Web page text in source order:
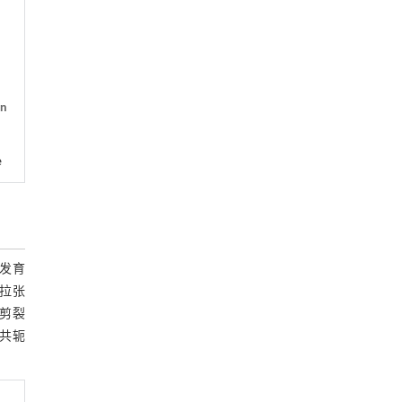
育
张
裂
轭